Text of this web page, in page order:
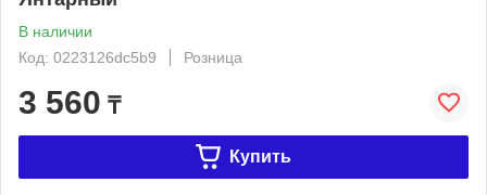
В наличии
Код: 0223126dc5b9
Розница
3 560 ₸
Купить